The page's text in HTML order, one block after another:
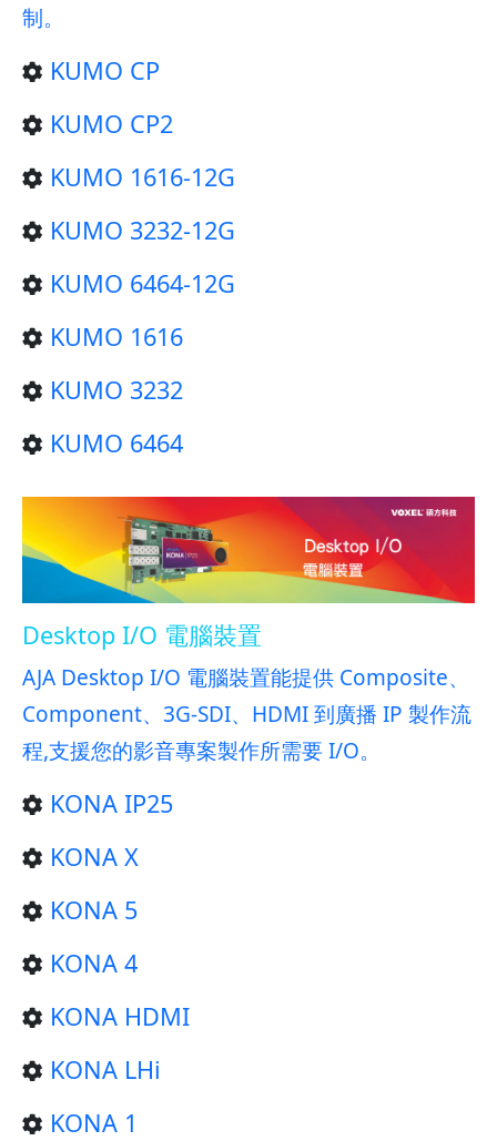
制。
KUMO CP
KUMO CP2
KUMO 1616-12G
KUMO 3232-12G
KUMO 6464-12G
KUMO 1616
KUMO 3232
KUMO 6464
Desktop I/O 電腦裝置
AJA Desktop I/O 電腦裝置能提供 Composite、
Component、3G-SDI、HDMI 到廣播 IP 製作流
程,支援您的影音專案製作所需要 I/O。
KONA IP25
KONA X
KONA 5
KONA 4
KONA HDMI
KONA LHi
KONA 1